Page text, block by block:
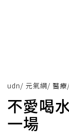
udn/ 元氣網/ 醫療
不愛喝
一場